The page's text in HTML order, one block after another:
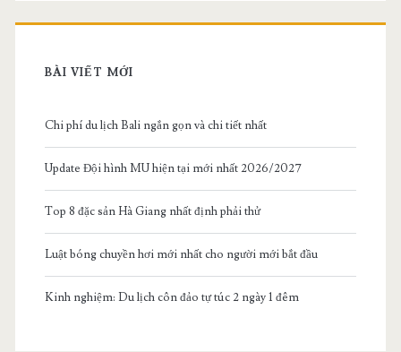
BÀI VIẾT MỚI
Chi phí du lịch Bali ngắn gọn và chi tiết nhất
Update Đội hình MU hiện tại mới nhất 2026/2027
Top 8 đặc sản Hà Giang nhất định phải thử
Luật bóng chuyền hơi mới nhất cho người mới bắt đầu
Kinh nghiệm: Du lịch côn đảo tự túc 2 ngày 1 đêm